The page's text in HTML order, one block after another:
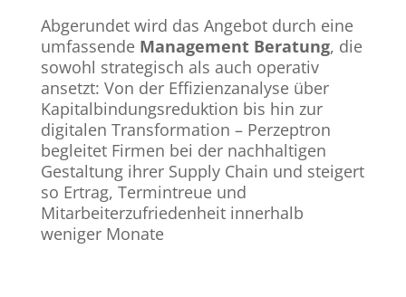
Abgerundet wird das Angebot durch eine
umfassende Management Beratung, die
sowohl strategisch als auch operativ
ansetzt: Von der Effizienzanalyse über
Kapitalbindungsreduktion bis hin zur
digitalen Transformation – Perzeptron
begleitet Firmen bei der nachhaltigen
Gestaltung ihrer Supply Chain und steigert
so Ertrag, Termintreue und
Mitarbeiterzufriedenheit innerhalb
weniger Monate